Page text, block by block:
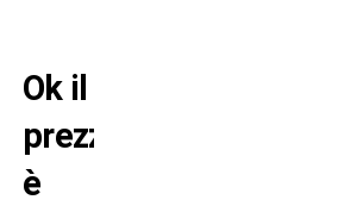
Ok il
prezzo
è